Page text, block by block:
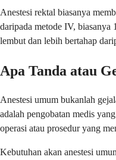
Anestesi rektal biasanya
daripada metode IV,
lembut dan lebih bertahap
Apa Tanda atau
Anestesi umum bukanlah
adalah pengobatan medis
operasi atau prosedur yang
Kebutuhan akan anestesi